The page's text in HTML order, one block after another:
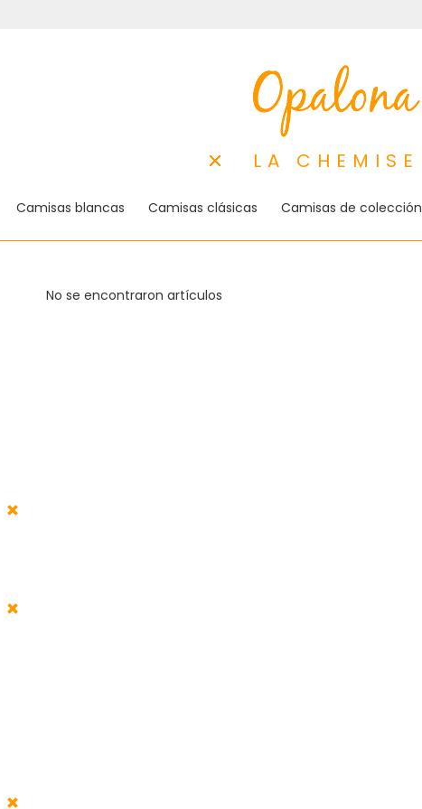
LA CHEMISE
Camisas blancas Camisas clásicas Camisas de colección
No se encontraron artículos